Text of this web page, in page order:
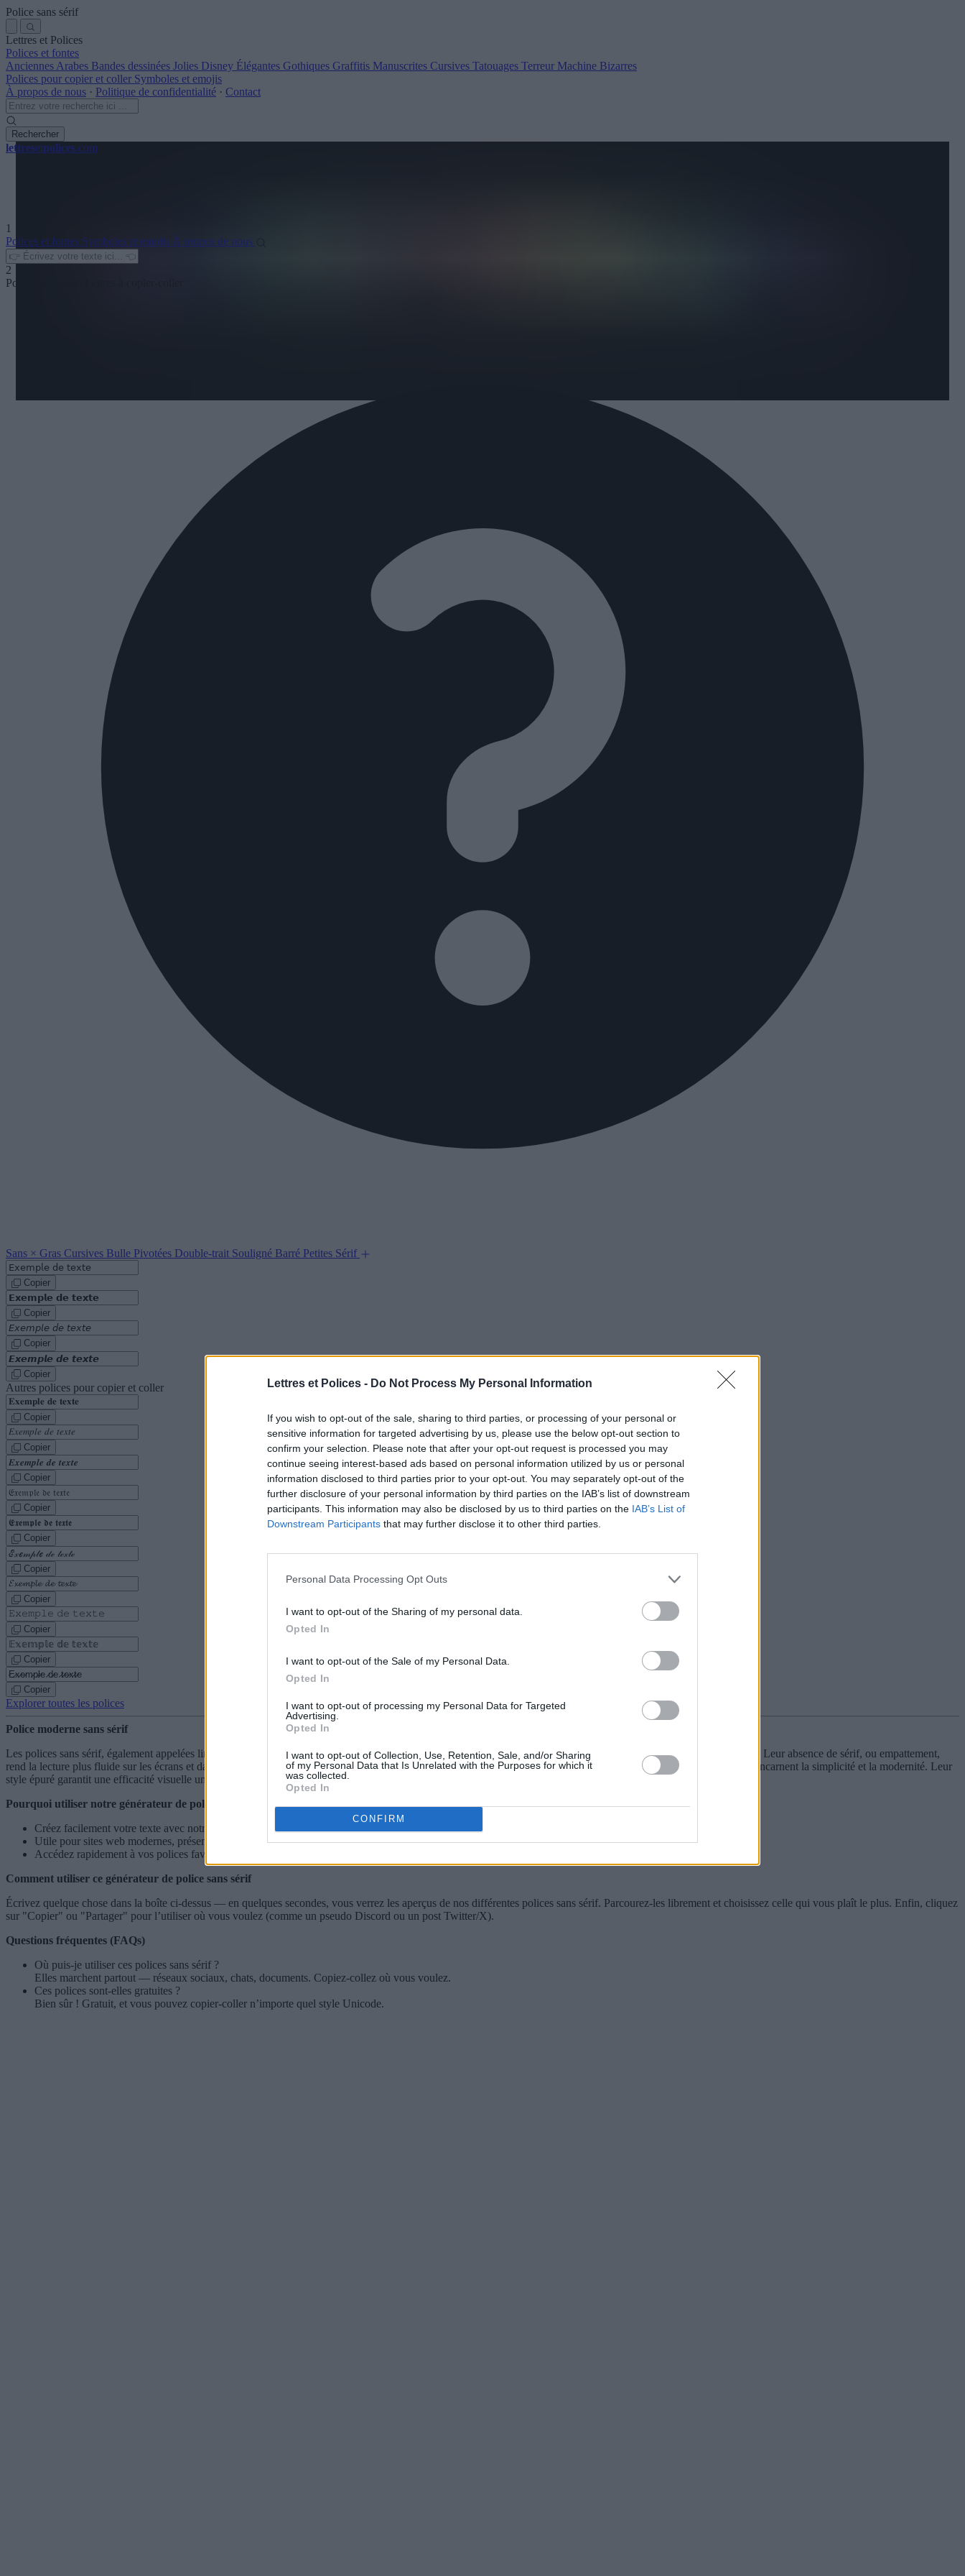
Lettres et Polices - Do Not Process My Personal Information
If you wish to opt-out of the sale, sharing to third parties, or processing of your personal or
sensitive information for targeted advertising by us, please use the below opt-out section to
confirm your selection. Please note that after your opt-out request is processed you may
continue seeing interest-based ads based on personal information utilized by us or personal
information disclosed to third parties prior to your opt-out. You may separately opt-out of the
further disclosure of your personal information by third parties on the IAB’s list of downstream
participants. This information may also be disclosed by us to third parties on the IAB’s List of
Downstream Participants that may further disclose it to other third parties.
Personal Data Processing Opt Outs
I want to opt-out of the Sharing of my personal data.
Opted In
I want to opt-out of the Sale of my Personal Data.
Opted In
I want to opt-out of processing my Personal Data for Targeted
Advertising.
Opted In
I want to opt-out of Collection, Use, Retention, Sale, and/or Sharing
of my Personal Data that Is Unrelated with the Purposes for which it
was collected.
Opted In
CONFIRM
Police sans sérif
Lettres et Polices
Polices et fontes
Anciennes Arabes Bandes dessinées Jolies Disney Élégantes Gothiques Graffitis Manuscrites Cursives Tatouages Terreur Machine Bizarres
Polices pour copier et coller Symboles et emojis
À propos de nous · Politique de confidentialité · Contact
Rechercher
lettresetpolices.com
1
Polices et fontes Symboles et emojis À propos de nous
2
Polices en image
Sans × Gras Cursives Bulle Pivotées Double-trait Souligné Barré Petites Sérif
Copier
Copier
Copier
Copier
Autres polices pour copier et coller
Copier
Copier
Copier
Copier
Copier
Copier
Copier
Copier
Copier
Copier
Explorer toutes les polices
Police moderne sans sérif
Les polices sans sérif, également appelées linéales, ont émergé au XIXe siècle et se sont imposées dans la communication moderne grâce à leur lisibilité exceptionnelle. Leur absence de sérif, ou empattement,
rend la lecture plus fluide sur les écrans et dans les interfaces numériques. Utilisées dans le design web, l’édition numérique ou les présentations professionnelles, elles incarnent la simplicité et la modernité. Leur
style épuré garantit une efficacité visuelle universelle.
Pourquoi utiliser notre générateur de police sans sérif ?
Créez facilement votre texte avec notre grande sélection de
et téléchargez-le en quelques secondes.
Utile pour sites web modernes, présentations powerpoint, et applications mobiles.
Accédez rapidement à vos polices favorites sans contraintes, partout, à tout moment et 100 % gratuit.
Comment utiliser ce générateur de police sans sérif
Écrivez quelque chose dans la boîte ci-dessus — en quelques secondes, vous verrez les aperçus de nos différentes polices sans sérif. Parcourez-les librement et choisissez celle qui vous plaît le plus. Enfin, cliquez
sur "Copier" ou "Partager" pour l’utiliser où vous voulez (comme un pseudo Discord ou un post Twitter/X).
Questions fréquentes (FAQs)
Où puis-je utiliser ces polices sans sérif ?
Elles marchent partout — réseaux sociaux, chats, documents. Copiez-collez où vous voulez.
Ces polices sont-elles gratuites ?
Bien sûr ! Gratuit, et vous pouvez copier-coller n’importe quel style Unicode.